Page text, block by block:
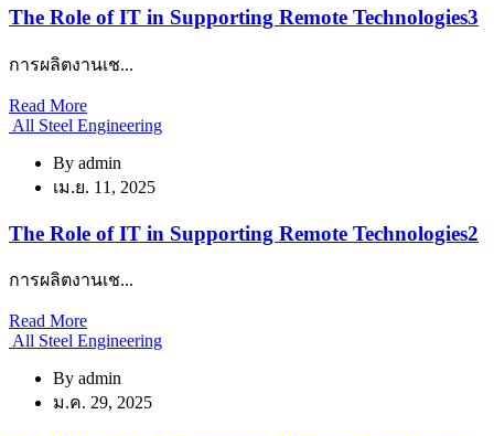
The Role of IT in Supporting Remote Technologies3
การผลิตงานเช...
Read More
All Steel Engineering
By admin
เม.ย. 11, 2025
The Role of IT in Supporting Remote Technologies2
การผลิตงานเช...
Read More
All Steel Engineering
By admin
ม.ค. 29, 2025